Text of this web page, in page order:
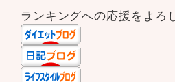
ランキングへの応援をよろ